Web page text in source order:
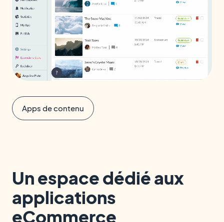
Apps de contenu
Un espace dédié aux
applications
eCommerce